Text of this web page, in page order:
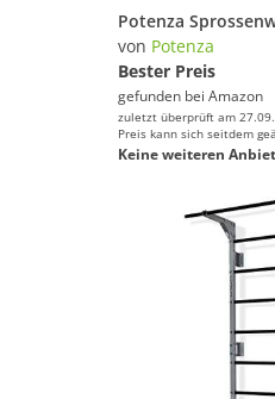
von Potenza
Bester Preis
gefunden bei Amazon
zuletzt überprüft am
Preis kann sich seitdem
Keine weiteren